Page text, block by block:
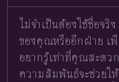
ไม่จำเป็นต้องใช้ชื่อจ
ของคุณหรืออีกฝ่าย เ
อยากรู้เท่าที่คุณสะดว
ความสัมพันธ์จะช่วยใ